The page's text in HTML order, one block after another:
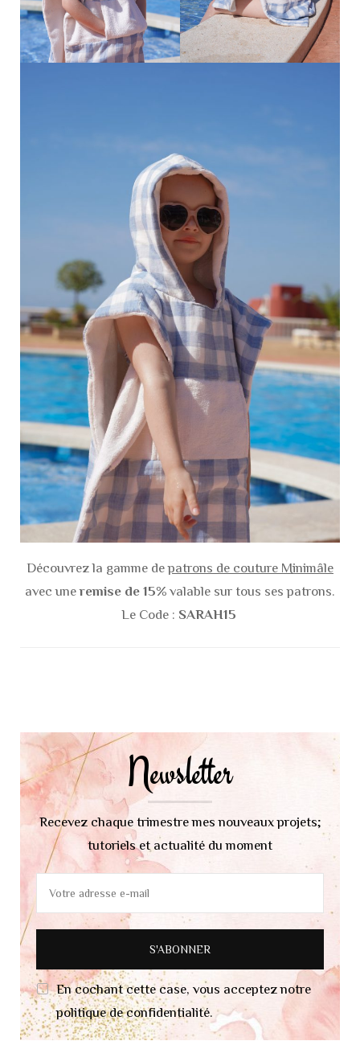
Découvrez la gamme depatrons de couture Minimâle
avec uneremise de 15% valable sur tous ses patrons.
Le Code : SARAH15
Newsletter
Recevez chaque trimestre mes nouveaux projets;
tutoriels et actualité du moment
En cochant cette case, vous acceptez notre
politique de confidentialité.